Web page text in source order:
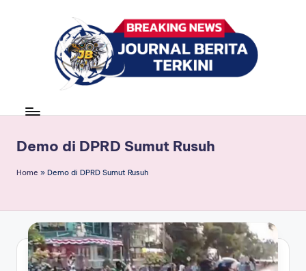
r
n
l
B
e
news
Demo di DPRD Sumut Rusuh
Home » Demo di DPRD Sumut Rusuh